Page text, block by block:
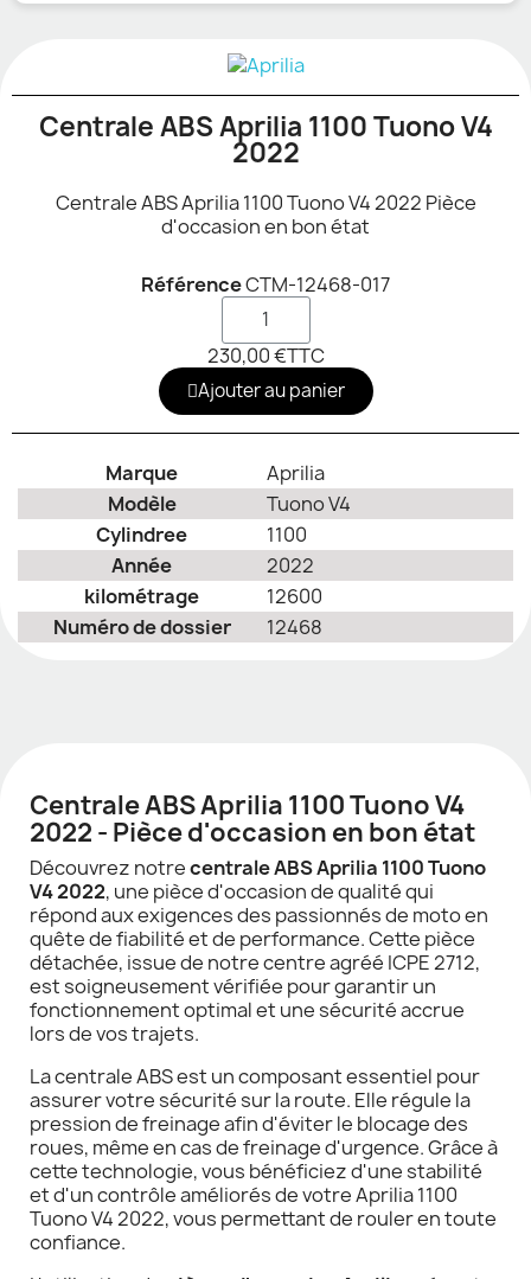
Centrale ABS Aprilia 1100 Tuono V4
2022
Centrale ABS Aprilia 1100 Tuono V4 2022 Pièce
d'occasion en bon état
RéférenceCTM-12468-017
230,00 €TTC
Ajouter au panier
Marque
Aprilia
Modèle
Tuono V4
Cylindree
1100
Année
2022
kilométrage
12600
Numéro de dossier
12468
Centrale ABS Aprilia 1100 Tuono V4
2022 - Pièce d'occasion en bon état
Découvrez notrecentrale ABS Aprilia 1100 Tuono
V4 2022, une pièce d'occasion de qualité qui
répond aux exigences des passionnés de moto en
quête de fiabilité et de performance. Cette pièce
détachée, issue de notre centre agréé ICPE 2712,
est soigneusement vérifiée pour garantir un
fonctionnement optimal et une sécurité accrue
lors de vos trajets.
La centrale ABS est un composant essentiel pour
assurer votre sécurité sur la route. Elle régule la
pression de freinage afin d'éviter le blocage des
roues, même en cas de freinage d'urgence. Grâce à
cette technologie, vous bénéficiez d'une stabilité
et d'un contrôle améliorés de votre Aprilia 1100
Tuono V4 2022, vous permettant de rouler en toute
confiance.